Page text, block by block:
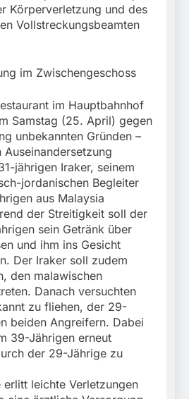
Körperverletzung und des
Vollstreckungsbeamten
im Zwischengeschoss
im Hauptbahnhof
Samstag (25. April) gegen
unbekannten Gründen –
jährigen Iraker, seinem
jordanischen Begleiter
aus Malaysia
der Streitigkeit soll der
sein Getränk über
und ihm ins Gesicht
Der Iraker soll zudem
den malawischen
Danach versuchten
zu fliehen, der 29-
beiden Angreifern. Dabei
39-Jährigen erneut
der 29-Jährige zu
leichte Verletzungen